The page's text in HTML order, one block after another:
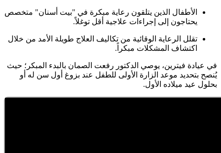
الأطفال الذين يتلقون رعاية مبكرة في "بيت أسنان" متخصص
يحتاجون إلى إجراءات علاجية أقل توغلاً.
تقلل الرعاية الوقائية من تكاليف العلاج طويلة الأمد من خلال
اكتشاف المشكلات مبكراً.
في عيادة فيترين، يوصي الدكتور رفعت الصمان بالبدء المبكر؛ حيث
يُنصح بتحديد موعد الزارة الأولى للطفل عند بزوغ أول سن له أو
بحلول عيد ميلاده الأول.